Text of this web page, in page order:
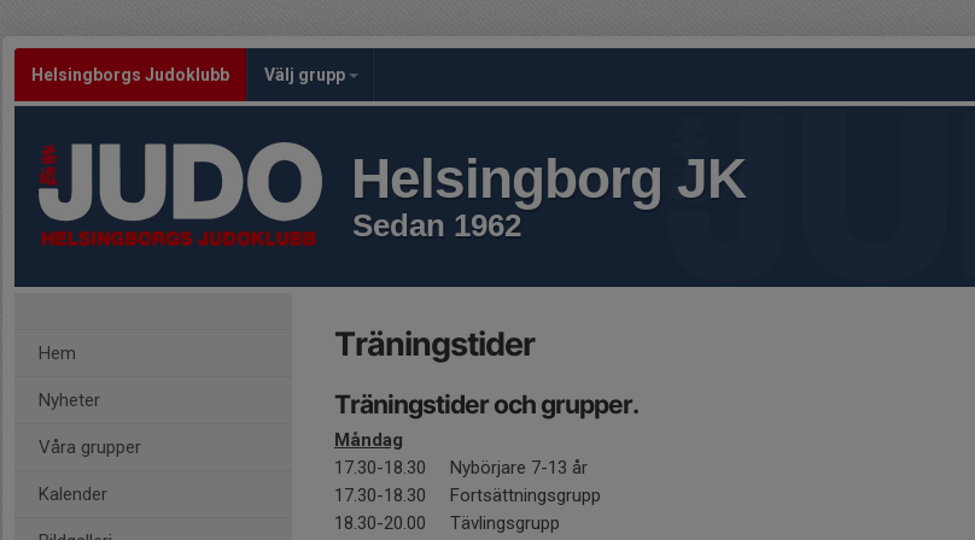
Helsingborgs Judoklubb Välj grupp
Helsingborg JK
Sedan 1962
Hem
Nyheter
Våra grupper
Kalender
Träningstider
Träningstider och grupper.
Måndag
17.30-18.30 Nybörjare 7-13 år
17.30-18.30 Fortsättningsgrupp
18.30-20.00 Tävlingsgrupp